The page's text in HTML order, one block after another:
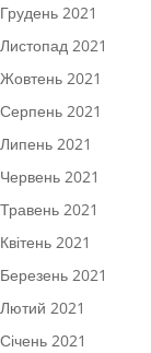
Грудень 2021
Листопад 2021
Жовтень 2021
Серпень 2021
Липень 2021
Червень 2021
Травень 2021
Квітень 2021
Березень 2021
Лютий 2021
Січень 2021